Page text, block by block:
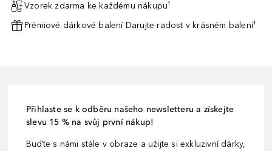
Vzorek zdarma ke každému nákupu¹
Prémiové dárkové balení Darujte radost v krásném balení¹
Přihlaste se k odběru našeho newsletteru a získejte
slevu 15 % na svůj první nákup!
Buďte s námi stále v obraze a užijte si exkluzivní dárky,